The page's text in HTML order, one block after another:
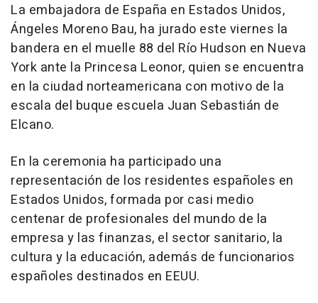
La embajadora de España en Estados Unidos,
Ángeles Moreno Bau, ha jurado este viernes la
bandera en el muelle 88 del Río Hudson en Nueva
York ante la Princesa Leonor, quien se encuentra
en la ciudad norteamericana con motivo de la
escala del buque escuela Juan Sebastián de
Elcano.
En la ceremonia ha participado una
representación de los residentes españoles en
Estados Unidos, formada por casi medio
centenar de profesionales del mundo de la
empresa y las finanzas, el sector sanitario, la
cultura y la educación, además de funcionarios
españoles destinados en EEUU.